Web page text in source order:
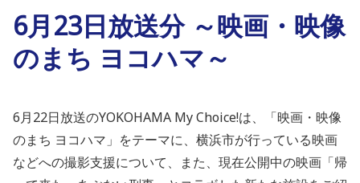
6月23日放送分 ～映画・映像
のまち ヨコハマ～
6月22日放送のYOKOHAMA My Choice!は、「映画・映像
のまち ヨコハマ」をテーマに、横浜市が行っている映画
などへの撮影支援について、また、現在公開中の映画「帰